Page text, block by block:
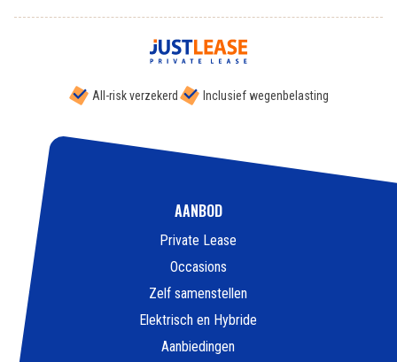
All-risk verzekerd Inclusief wegenbelasting
AANBOD
Private Lease
Occasions
Zelf samenstellen
Elektrisch en Hybride
Aanbiedingen